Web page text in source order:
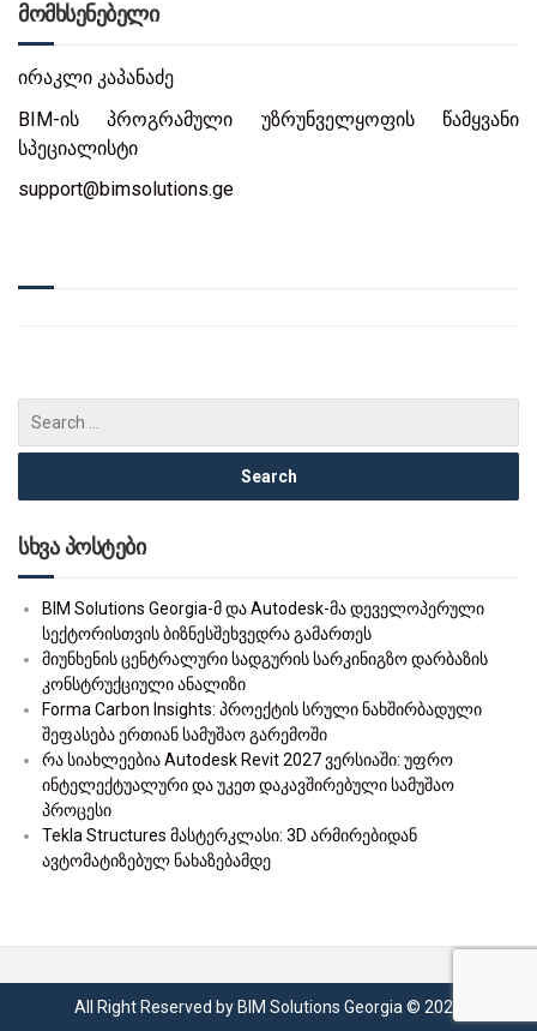
ფუნქციების მიმოხილვა
16:30
კონსტრუქციული მოდელის
-17:00
17:00 –
19:00
ფოლადის ელემენტების
მოდელის აგება.
19:00-
19:15
საშინაო დავალება
მომხსენებელი
ირაკლი კაპანაძე
BIM-ის პროგრამული უზრუნველყოფის წამყვანი
სპეციალისტი
support@bimsolutions.ge
სხვა პოსტები
BIM Solutions Georgia-მ და Autodesk-მა დეველოპერული
სექტორისთვის ბიზნესშეხვედრა გამართეს
მიუნხენის ცენტრალური სადგურის სარკინიგზო დარბაზის
კონსტრუქციული ანალიზი
Forma Carbon Insights: პროექტის სრული ნახშირბადული
შეფასება ერთიან სამუშაო გარემოში
რა სიახლეებია Autodesk Revit 2027 ვერსიაში: უფრო
ინტელექტუალური და უკეთ დაკავშირებული სამუშაო
პროცესი
Tekla Structures მასტერკლასი: 3D არმირებიდან
ავტომატიზებულ ნახაზებამდე
All Right Reserved by BIM Solutions Georgia © 2022